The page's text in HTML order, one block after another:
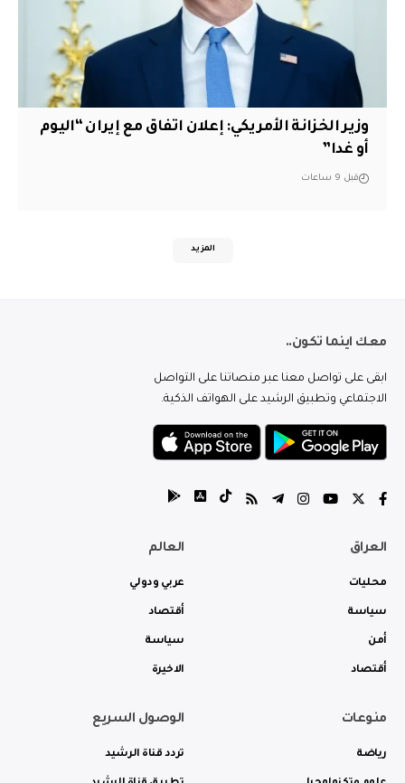
وزير الخزانة الأمريكي: إعلان اتفاق مع إيران “اليوم
أو غدا”
قبل 9 ساعات
المزيد
معك اينما تكون..
ابقى على تواصل معنا عبر منصاتنا على التواصل
الاجتماعي وتطبيق الرشيد على الهواتف الذكية.
العراق
محليات
سياسة
أمن
أقتصاد
العالم
عربي ودولي
أقتصاد
سياسة
الاخيرة
منوعات
رياضة
الوصول السريع
تردد قناة الرشيد